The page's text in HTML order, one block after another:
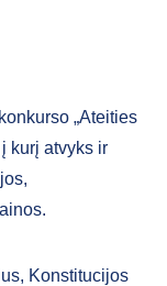
„Ateities
kurį atvyks ir
Konstitucijos